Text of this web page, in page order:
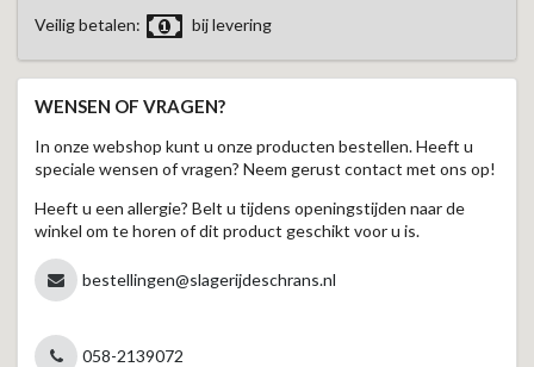
Veilig betalen: bij levering
WENSEN OF VRAGEN?
In onze webshop kunt u onze producten bestellen. Heeft u
speciale wensen of vragen? Neem gerust contact met ons op!
Heeft u een allergie? Belt u tijdens openingstijden naar de
winkel om te horen of dit product geschikt voor u is.
bestellingen@slagerijdeschrans.nl
058-2139072